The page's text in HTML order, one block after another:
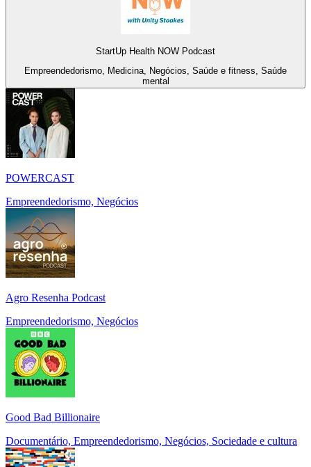
StartUp Health NOW Podcast
Empreendedorismo, Medicina, Negócios, Saúde e fitness, Saúde
mental
POWERCAST
Empreendedorismo, Negócios
Agro Resenha Podcast
Empreendedorismo, Negócios
Good Bad Billionaire
Documentário, Empreendedorismo, Negócios, Sociedade e cultura